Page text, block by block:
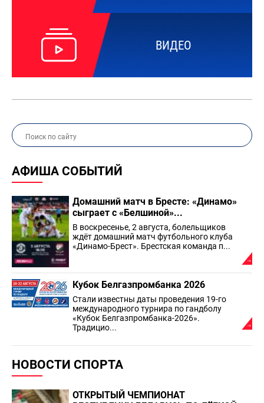
ВИДЕО
АФИША СОБЫТИЙ
Домашний матч в Бресте: «Динамо»
сыграет с «Белшиной»...
В воскресенье, 2 августа, болельщиков
ждёт домашний матч футбольного клуба
«Динамо-Брест». Брестская команда п...
Кубок Белгазпромбанка 2026
Стали известны даты проведения 19-го
международного турнира по гандболу
«Кубок Белгазпромбанка-2026».
Традицио...
НОВОСТИ СПОРТА
ОТКРЫТЫЙ ЧЕМПИОНАТ